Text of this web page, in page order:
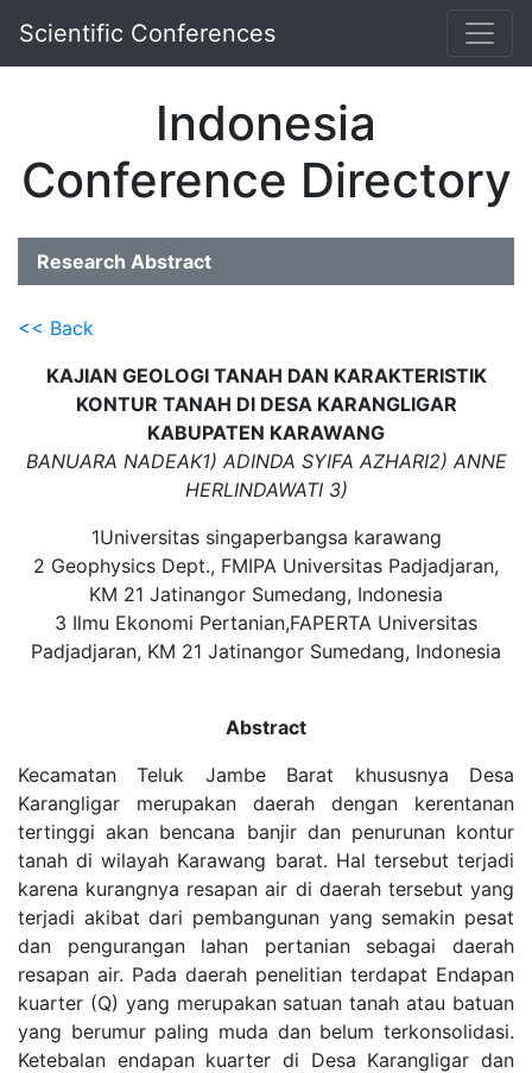
Scientific Conferences
Indonesia
Conference Directory
Research Abstract
<< Back
KAJIAN GEOLOGI TANAH DAN KARAKTERISTIK
KONTUR TANAH DI DESA KARANGLIGAR
KABUPATEN KARAWANG
BANUARA NADEAK1) ADINDA SYIFA AZHARI2) ANNE
HERLINDAWATI 3)
1Universitas singaperbangsa karawang
2 Geophysics Dept., FMIPA Universitas Padjadjaran,
KM 21 Jatinangor Sumedang, Indonesia
3 Ilmu Ekonomi Pertanian,FAPERTA Universitas
Padjadjaran, KM 21 Jatinangor Sumedang, Indonesia
Abstract
Kecamatan Teluk Jambe Barat khususnya Desa
Karangligar merupakan daerah dengan kerentanan
tertinggi akan bencana banjir dan penurunan kontur
tanah di wilayah Karawang barat. Hal tersebut terjadi
karena kurangnya resapan air di daerah tersebut yang
terjadi akibat dari pembangunan yang semakin pesat
dan pengurangan lahan pertanian sebagai daerah
resapan air. Pada daerah penelitian terdapat Endapan
kuarter (Q) yang merupakan satuan tanah atau batuan
yang berumur paling muda dan belum terkonsolidasi.
Ketebalan endapan kuarter di Desa Karangligar dan